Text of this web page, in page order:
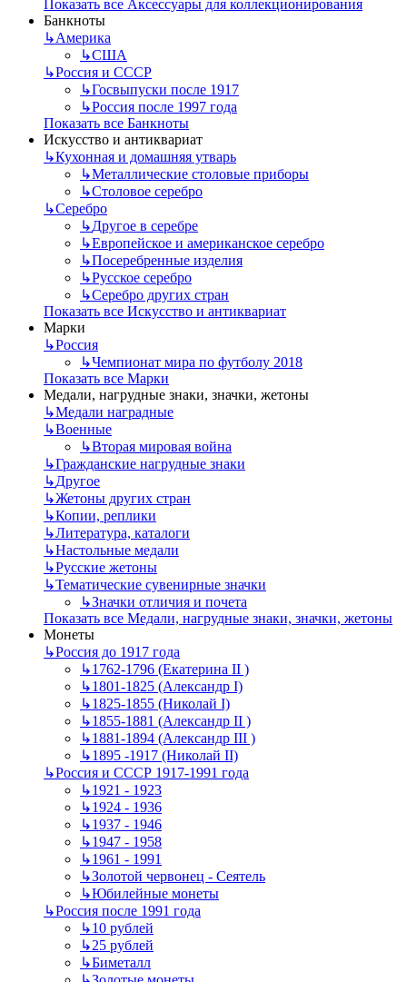
Показать все Аксессуары для коллекционирования
Банкноты
↳Америка
↳США
↳Россия и СССР
↳Госвыпуски после 1917
↳Россия после 1997 года
Показать все Банкноты
Искусство и антиквариат
↳Кухонная и домашняя утварь
↳Металлические столовые приборы
↳Столовое серебро
↳Серебро
↳Другое в серебре
↳Европейское и американское серебро
↳Посеребренные изделия
↳Русское серебро
↳Серебро других стран
Показать все Искусство и антиквариат
Марки
↳Россия
↳Чемпионат мира по футболу 2018
Показать все Марки
Медали, нагрудные знаки, значки, жетоны
↳Mедали наградные
↳Военные
↳Вторая мировая война
↳Гражданские нагрудные знаки
↳Другое
↳Жетоны других стран
↳Копии, реплики
↳Литература, каталоги
↳Настольные медали
↳Русские жетоны
↳Тематические сувенирные значки
↳Значки отличия и почета
Показать все Медали, нагрудные знаки, значки, жетоны
Монеты
↳Россия до 1917 года
↳1762-1796 (Екатерина II )
↳1801-1825 (Александр I)
↳1825-1855 (Николай I)
↳1855-1881 (Александр II )
↳1881-1894 (Александр III )
↳1895 -1917 (Николай II)
↳Россия и СССР 1917-1991 года
↳1921 - 1923
↳1924 - 1936
↳1937 - 1946
↳1947 - 1958
↳1961 - 1991
↳Золотой червонец - Сеятель
↳Юбилейные монеты
↳Россия после 1991 года
↳10 рублей
↳25 рублей
↳Биметалл